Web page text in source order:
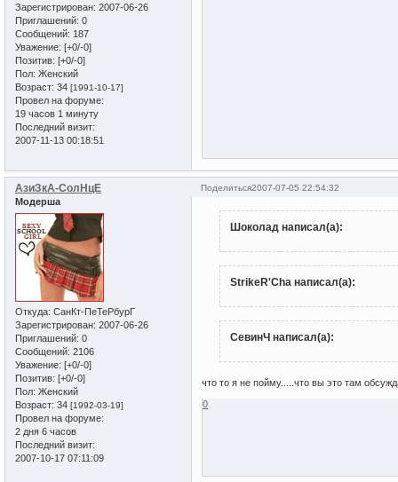
Зарегистрирован: 2007-06-26
Приглашений: 0
Сообщений: 187
Уважение: [+0/-0]
Позитив: [+0/-0]
Пол: Женский
Возраст: 34 [1991-10-17]
Провел на форуме:
19 часов 1 минуту
Последний визит:
2007-11-13 00:18:51
Поделиться2007-07-05 22:54:32
АзиЗкА-СолНцЕ
Модерша
Откуда: СанКт-ПеТеРбурГ
Зарегистрирован: 2007-06-26
Приглашений: 0
Сообщений: 2106
Уважение: [+0/-0]
Позитив: [+0/-0]
Пол: Женский
Возраст: 34 [1992-03-19]
Провел на форуме:
2 дня 6 часов
Последний визит:
2007-10-17 07:11:09
Шоколад написал(а):
StrikeR'Cha написал(а):
СевинЧ написал(а):
что то я не пойму.....что вы это там
0